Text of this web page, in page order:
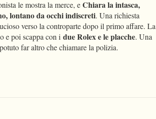
le mostra la merce, eChiara la intasca,
lontano da occhi indiscreti. Una richiesta
verso la controparte dopo il primo affare. La
e poi scappa con i due Rolex e le placche. Una
far altro che chiamare la polizia.